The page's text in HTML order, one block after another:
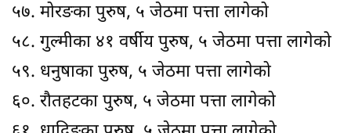
५७. मोरङका पुरुष, ५ जेठमा पत्ता लागेको
५८. गुल्मीका ४१ वर्षीय पुरुष, ५ जेठमा पत्ता लागेको
५९. धनुषाका पुरुष, ५ जेठमा पत्ता लागेको
६०. रौतहटका पुरुष, ५ जेठमा पत्ता लागेको